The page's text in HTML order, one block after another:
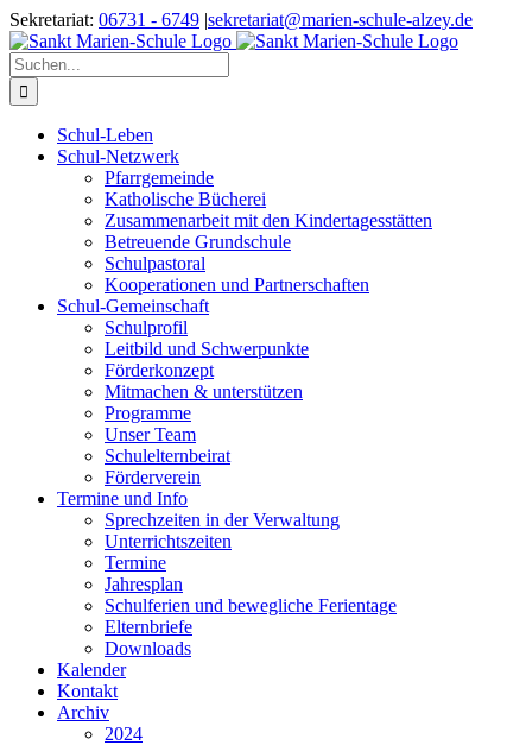
Zum
Inhalt
springen
Sekretariat: 06731 - 6749 |sekretariat@marien-schule-alzey.de
Suche
nach:
Schul-Leben
Schul-Netzwerk
Pfarrgemeinde
Katholische Bücherei
Zusammenarbeit mit den Kindertagesstätten
Betreuende Grundschule
Schulpastoral
Kooperationen und Partnerschaften
Schul-Gemeinschaft
Schulprofil
Leitbild und Schwerpunkte
Förderkonzept
Mitmachen & unterstützen
Programme
Unser Team
Schulelternbeirat
Förderverein
Termine und Info
Sprechzeiten in der Verwaltung
Unterrichtszeiten
Termine
Jahresplan
Schulferien und bewegliche Ferientage
Elternbriefe
Downloads
Kalender
Kontakt
Archiv
2024